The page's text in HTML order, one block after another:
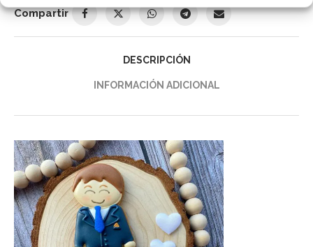
Compartir
DESCRIPCIÓN
INFORMACIÓN ADICIONAL